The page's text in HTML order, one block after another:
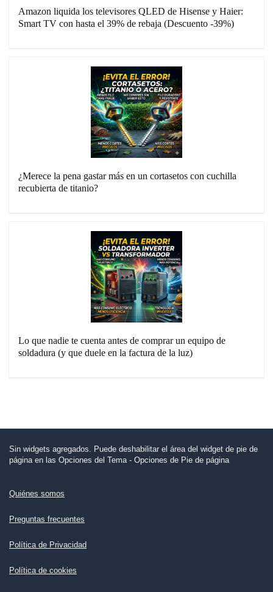
Amazon liquida los televisores QLED de Hisense y Haier:
Smart TV con hasta el 39% de rebaja (Descuento -39%)
¿Merece la pena gastar más en un cortasetos con cuchilla
recubierta de titanio?
Lo que nadie te cuenta antes de comprar un equipo de
soldadura (y que duele en la factura de la luz)
Sin widgets agregados. Puede deshabilitar el área del widget de pie de
página en las Opciones del Tema - Opciones de Pie de página
Quiénes somos
Preguntas frecuentes
Política de Privacidad
Política de cookies